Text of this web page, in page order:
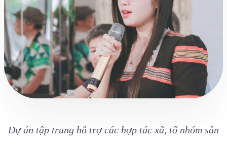
Dự án tập trung hỗ trợ các hợp tác xã, tổ nhóm sản